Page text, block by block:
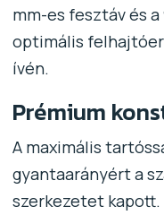
mm-es fesztáv és a
optimális
ívén.
Prémium
A maximális
gyantaarányért a
szerkezetet kapott.